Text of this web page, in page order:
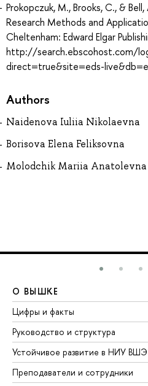
Prokopczuk, M., Brooks, C., &
Research Methods and
Cheltenham: Edward Elgar
http://search.ebscohost.com/
direct=true&site=eds-
Authors
Naidenova Iuliia Nikolaevna
Borisova Elena Feliksovna
Molodchik Mariia Anatolevna
О ВЫШКЕ
Цифры и факты
Руководство и структура
Устойчивое развитие в НИУ ВШЭ
Преподаватели и сотрудники